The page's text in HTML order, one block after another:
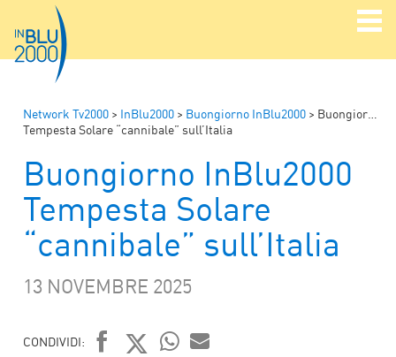
Network Tv2000 > InBlu2000 > Buongiorno InBlu2000 > Buongiorno InBlu2000
Tempesta Solare “cannibale” sull’Italia
Buongiorno InBlu2000
Tempesta Solare
“cannibale” sull’Italia
13 NOVEMBRE 2025
CONDIVIDI: